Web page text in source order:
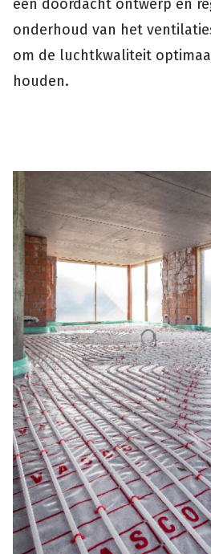
een doordacht ontwerp en
onderhoud van het
om de luchtkwaliteit
houden.